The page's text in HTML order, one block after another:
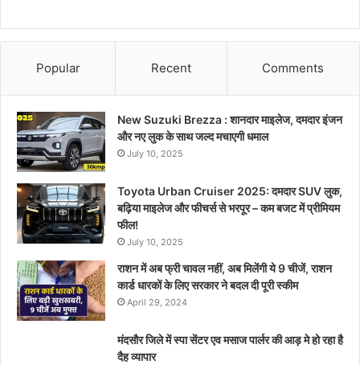
Popular Recent Comments
New Suzuki Brezza : शानदार माइलेज, दमदार इंजन
और नए लुक के साथ जल्द मचाएगी धमाल
July 10, 2025
Toyota Urban Cruiser 2025: दमदार SUV लुक,
बढ़िया माइलेज और फीचर्स से भरपूर – कम बजट में प्रीमियम
फील!
July 10, 2025
राशन में अब फ्री चावल नहीं, अब मिलेंगी ये 9 चीजें, राशन
कार्ड धारकों के लिए सरकार ने बदल दी पूरी स्कीम
April 29, 2024
मंदसौर जिले में स्पा सेंटर एव मसाज पार्लर की आड़ मे हो रहा है
दैह व्यापार